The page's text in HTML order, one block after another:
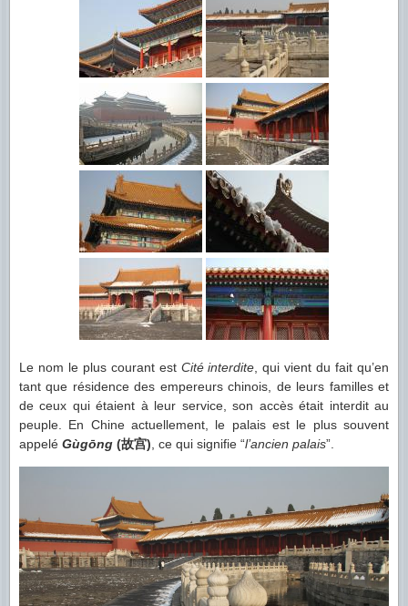
Le nom le plus courant est Cité interdite, qui vient du fait qu’en
tant que résidence des empereurs chinois, de leurs familles et
de ceux qui étaient à leur service, son accès était interdit au
peuple. En Chine actuellement, le palais est le plus souvent
appelé Gùgōng (故宫), ce qui signifie “l’ancien palais”.